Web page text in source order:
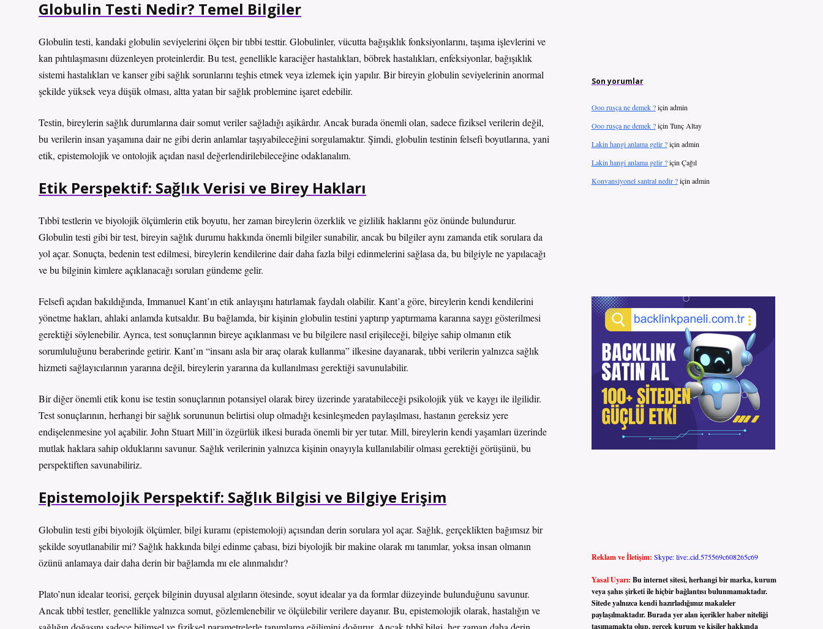
Globulin Testi Nedir? Temel Bilgiler
Globulin testi, kandaki globulin seviyelerini ölçen bir tıbbi testtir. Globulinler, vücutta bağışıklık fonksiyonlarını, taşıma işlevlerini ve
kan pıhtılaşmasını düzenleyen proteinlerdir. Bu test, genellikle karaciğer hastalıkları, böbrek hastalıkları, enfeksiyonlar, bağışıklık
sistemi hastalıkları ve kanser gibi sağlık sorunlarını teşhis etmek veya izlemek için yapılır. Bir bireyin globulin seviyelerinin anormal
şekilde yüksek veya düşük olması, altta yatan bir sağlık problemine işaret edebilir.
Testin, bireylerin sağlık durumlarına dair somut veriler sağladığı aşikârdır. Ancak burada önemli olan, sadece fiziksel verilerin değil,
bu verilerin insan yaşamına dair ne gibi derin anlamlar taşıyabileceğini sorgulamaktır. Şimdi, globulin testinin felsefi boyutlarına, yani
etik, epistemolojik ve ontolojik açıdan nasıl değerlendirilebileceğine odaklanalım.
Etik Perspektif: Sağlık Verisi ve Birey Hakları
Tıbbî testlerin ve biyolojik ölçümlerin etik boyutu, her zaman bireylerin özerklik ve gizlilik haklarını göz önünde bulundurur.
Globulin testi gibi bir test, bireyin sağlık durumu hakkında önemli bilgiler sunabilir, ancak bu bilgiler aynı zamanda etik sorulara da
yol açar. Sonuçta, bedenin test edilmesi, bireylerin kendilerine dair daha fazla bilgi edinmelerini sağlasa da, bu bilgiyle ne yapılacağı
ve bu bilginin kimlere açıklanacağı soruları gündeme gelir.
Felsefi açıdan bakıldığında, Immanuel Kant’ın etik anlayışını hatırlamak faydalı olabilir. Kant’a göre, bireylerin kendi kendilerini
yönetme hakları, ahlaki anlamda kutsaldır. Bu bağlamda, bir kişinin globulin testini yaptırıp yaptırmama kararına saygı gösterilmesi
gerektiği söylenebilir. Ayrıca, test sonuçlarının bireye açıklanması ve bu bilgilere nasıl erişileceği, bilgiye sahip olmanın etik
sorumluluğunu beraberinde getirir. Kant’ın “insanı asla bir araç olarak kullanma” ilkesine dayanarak, tıbbi verilerin yalnızca sağlık
hizmeti sağlayıcılarının yararına değil, bireylerin yararına da kullanılması gerektiği savunulabilir.
Bir diğer önemli etik konu ise testin sonuçlarının potansiyel olarak birey üzerinde yaratabileceği psikolojik yük ve kaygı ile ilgilidir.
Test sonuçlarının, herhangi bir sağlık sorununun belirtisi olup olmadığı kesinleşmeden paylaşılması, hastanın gereksiz yere
endişelenmesine yol açabilir. John Stuart Mill’in özgürlük ilkesi burada önemli bir yer tutar. Mill, bireylerin kendi yaşamları üzerinde
mutlak haklara sahip olduklarını savunur. Sağlık verilerinin yalnızca kişinin onayıyla kullanılabilir olması gerektiği görüşünü, bu
perspektiften savunabiliriz.
Epistemolojik Perspektif: Sağlık Bilgisi ve Bilgiye Erişim
Globulin testi gibi biyolojik ölçümler, bilgi kuramı (epistemoloji) açısından derin sorulara yol açar. Sağlık, gerçeklikten bağımsız bir
şekilde soyutlanabilir mi? Sağlık hakkında bilgi edinme çabası, bizi biyolojik bir makine olarak mı tanımlar, yoksa insan olmanın
özünü anlamaya dair daha derin bir bağlamda mı ele alınmalıdır?
Plato’nun idealar teorisi, gerçek bilginin duyusal algıların ötesinde, soyut idealar ya da formlar düzeyinde bulunduğunu savunur.
Ancak tıbbî testler, genellikle yalnızca somut, gözlemlenebilir ve ölçülebilir verilere dayanır. Bu, epistemolojik olarak, hastalığın ve
Son yorumlar
Ooo rusça ne demek ?için admin
Ooo rusça ne demek ?için Tunç Altay
Lakin hangi anlama gelir ?için admin
Lakin hangi anlama gelir ?için Çağıl
Konvansiyonel santral nedir ?için admin
Reklam ve İletişim: Skype: live:.cid.575569c608265c69
Yasal Uyarı: Bu internet sitesi, herhangi bir marka, kurum
veya şahıs şirketi ile hiçbir bağlantısı bulunmamaktadır.
Sitede yalnızca kendi hazırladığımız makaleler
paylaşılmaktadır. Burada yer alan içerikler haber niteliği
taşımamakta olup, gerçek kurum ve kişiler hakkında